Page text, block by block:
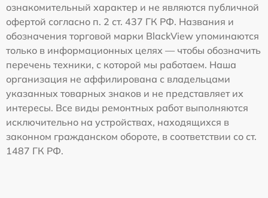
ознакомительный характер и не являются публичной
офертой согласно п. 2 ст. 437 ГК РФ. Названия и
обозначения торговой марки BlackView упоминаются
только в информационных целях — чтобы обозначить
перечень техники, с которой мы работаем. Наша
организация не аффилирована с владельцами
указанных товарных знаков и не представляет их
интересы. Все виды ремонтных работ выполняются
исключительно на устройствах, находящихся в
законном гражданском обороте, в соответствии со ст.
1487 ГК РФ.